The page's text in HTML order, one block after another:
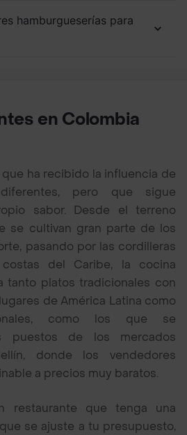
hamburgueserías para
en Colombia
ha recibido la influencia de
pero que sigue
sabor. Desde el terreno
se cultivan gran parte de los
pasando por las cordilleras
del Caribe, la cocina
tanto platos tradicionales con
de América Latina como
como los que se
puestos de los mercados
donde los vendedores
a precios muy baratos.
restaurante que tenga una
se ajuste a tu presupuesto,